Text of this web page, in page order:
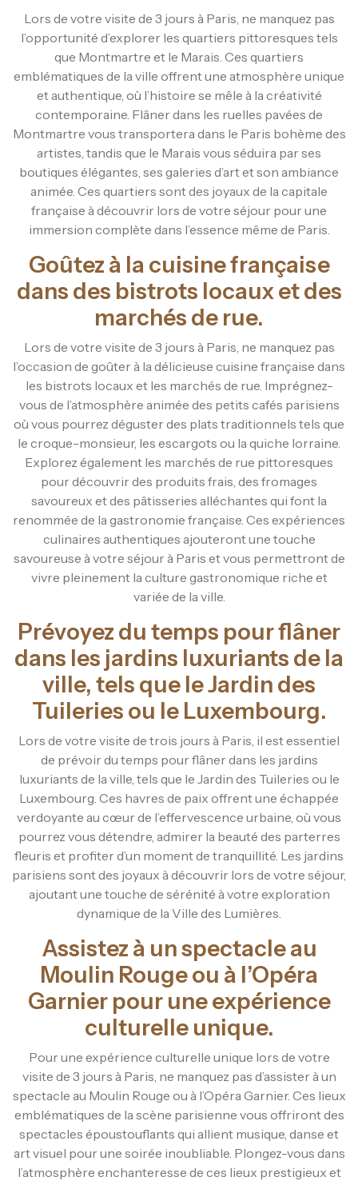
Lors de votre visite de 3 jours à Paris, ne manquez pas
l’opportunité d’explorer les quartiers pittoresques tels
que Montmartre et le Marais. Ces quartiers
emblématiques de la ville offrent une atmosphère unique
et authentique, où l’histoire se mêle à la créativité
contemporaine. Flâner dans les ruelles pavées de
Montmartre vous transportera dans le Paris bohème des
artistes, tandis que le Marais vous séduira par ses
boutiques élégantes, ses galeries d’art et son ambiance
animée. Ces quartiers sont des joyaux de la capitale
française à découvrir lors de votre séjour pour une
immersion complète dans l’essence même de Paris.
Goûtez à la cuisine française
dans des bistrots locaux et des
marchés de rue.
Lors de votre visite de 3 jours à Paris, ne manquez pas
l’occasion de goûter à la délicieuse cuisine française dans
les bistrots locaux et les marchés de rue. Imprégnez-
vous de l’atmosphère animée des petits cafés parisiens
où vous pourrez déguster des plats traditionnels tels que
le croque-monsieur, les escargots ou la quiche lorraine.
Explorez également les marchés de rue pittoresques
pour découvrir des produits frais, des fromages
savoureux et des pâtisseries alléchantes qui font la
renommée de la gastronomie française. Ces expériences
culinaires authentiques ajouteront une touche
savoureuse à votre séjour à Paris et vous permettront de
vivre pleinement la culture gastronomique riche et
variée de la ville.
Prévoyez du temps pour flâner
dans les jardins luxuriants de la
ville, tels que le Jardin des
Tuileries ou le Luxembourg.
Lors de votre visite de trois jours à Paris, il est essentiel
de prévoir du temps pour flâner dans les jardins
luxuriants de la ville, tels que le Jardin des Tuileries ou le
Luxembourg. Ces havres de paix offrent une échappée
verdoyante au cœur de l’effervescence urbaine, où vous
pourrez vous détendre, admirer la beauté des parterres
fleuris et profiter d’un moment de tranquillité. Les jardins
parisiens sont des joyaux à découvrir lors de votre séjour,
ajoutant une touche de sérénité à votre exploration
dynamique de la Ville des Lumières.
Assistez à un spectacle au
Moulin Rouge ou à l’Opéra
Garnier pour une expérience
culturelle unique.
Pour une expérience culturelle unique lors de votre
visite de 3 jours à Paris, ne manquez pas d’assister à un
spectacle au Moulin Rouge ou à l’Opéra Garnier. Ces lieux
emblématiques de la scène parisienne vous offriront des
spectacles époustouflants qui allient musique, danse et
art visuel pour une soirée inoubliable. Plongez-vous dans
l’atmosphère enchanteresse de ces lieux prestigieux et